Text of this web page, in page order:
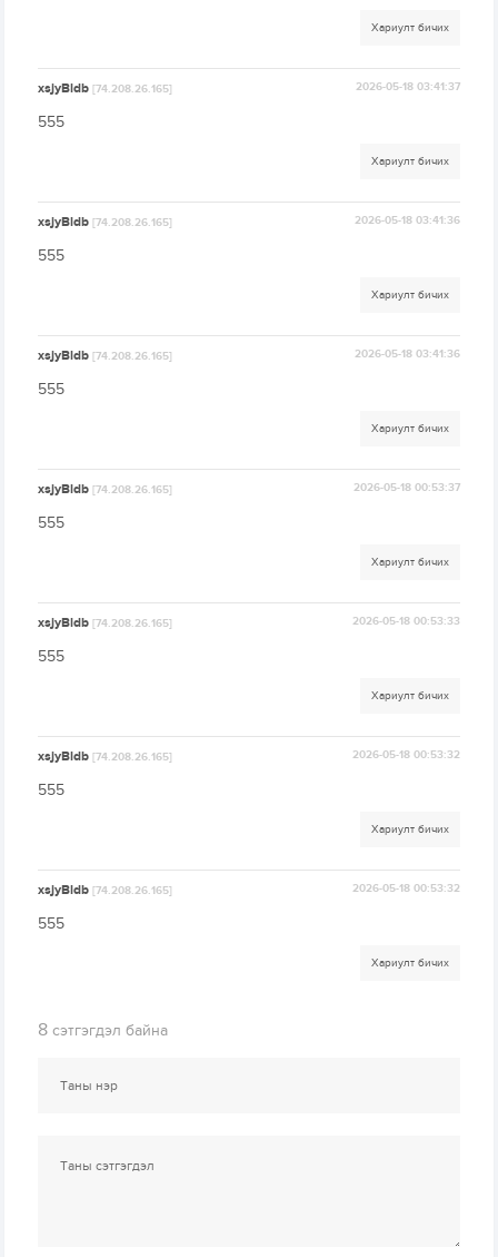
Хариулт бичих
xsjyBldb[74.208.26.165] 2026-05-18 03:41:37
555
Хариулт бичих
xsjyBldb[74.208.26.165] 2026-05-18 03:41:36
555
Хариулт бичих
xsjyBldb[74.208.26.165] 2026-05-18 03:41:36
555
Хариулт бичих
xsjyBldb[74.208.26.165] 2026-05-18 00:53:37
555
Хариулт бичих
xsjyBldb[74.208.26.165] 2026-05-18 00:53:33
555
Хариулт бичих
xsjyBldb[74.208.26.165] 2026-05-18 00:53:32
555
Хариулт бичих
xsjyBldb[74.208.26.165] 2026-05-18 00:53:32
555
Хариулт бичих
8 сэтгэгдэл байна